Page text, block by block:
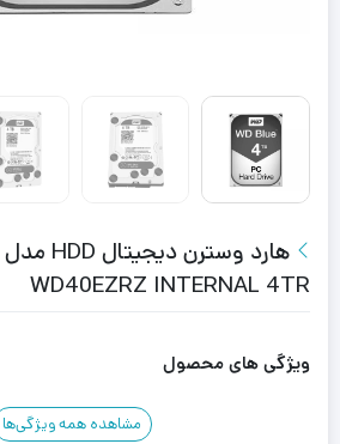
WD40EZRZ INTERNAL 4TR
ویژگی های محصول
مشاهده همه ویژگی‌ها